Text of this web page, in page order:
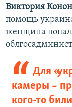
Виктория
помощь
женщина
Для
камеры –
кого-то